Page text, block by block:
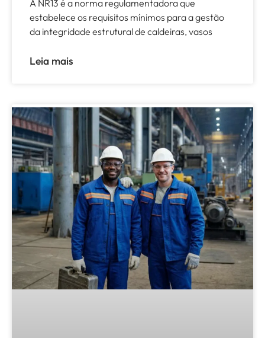
A NR13 é a norma regulamentadora que
estabelece os requisitos mínimos para a gestão
da integridade estrutural de caldeiras, vasos
Leia mais